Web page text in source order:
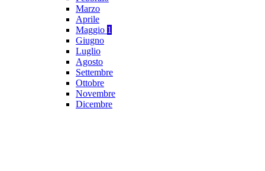
Marzo
Aprile
Maggio 1
Giugno
Luglio
Agosto
Settembre
Ottobre
Novembre
Dicembre